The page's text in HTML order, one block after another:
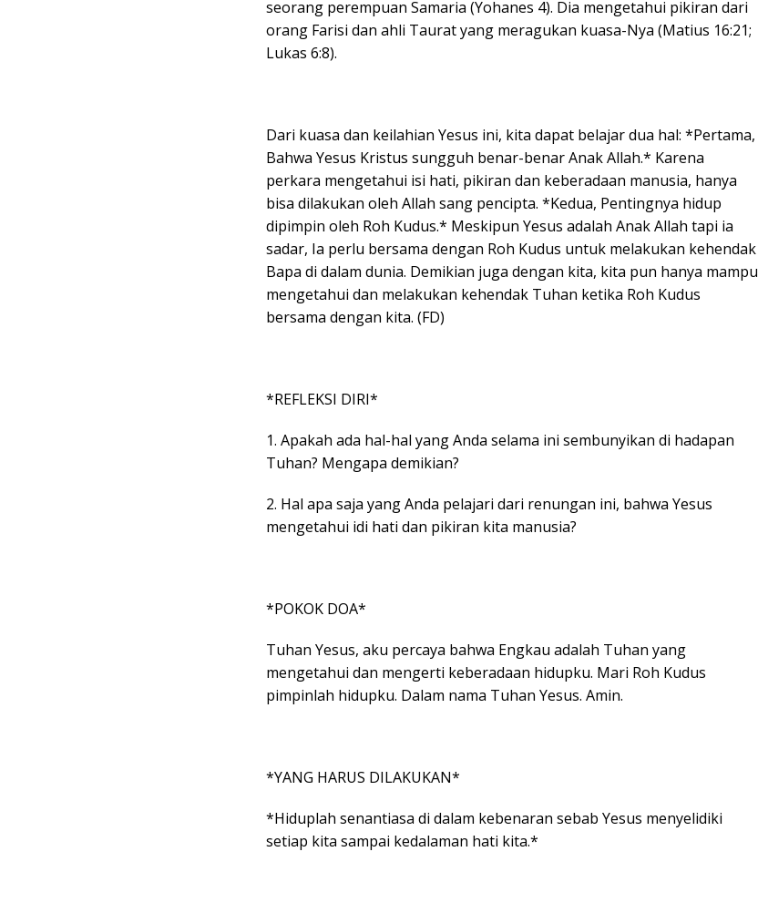
seorang perempuan Samaria (Yohanes 4). Dia mengetahui pikiran dari
orang Farisi dan ahli Taurat yang meragukan kuasa-Nya (Matius 16:21;
Lukas 6:8).
Dari kuasa dan keilahian Yesus ini, kita dapat belajar dua hal: *Pertama,
Bahwa Yesus Kristus sungguh benar-benar Anak Allah.* Karena
perkara mengetahui isi hati, pikiran dan keberadaan manusia, hanya
bisa dilakukan oleh Allah sang pencipta. *Kedua, Pentingnya hidup
dipimpin oleh Roh Kudus.* Meskipun Yesus adalah Anak Allah tapi ia
sadar, Ia perlu bersama dengan Roh Kudus untuk melakukan kehendak
Bapa di dalam dunia. Demikian juga dengan kita, kita pun hanya mampu
mengetahui dan melakukan kehendak Tuhan ketika Roh Kudus
bersama dengan kita. (FD)
*REFLEKSI DIRI*
1. Apakah ada hal-hal yang Anda selama ini sembunyikan di hadapan
Tuhan? Mengapa demikian?
2. Hal apa saja yang Anda pelajari dari renungan ini, bahwa Yesus
mengetahui idi hati dan pikiran kita manusia?
*POKOK DOA*
Tuhan Yesus, aku percaya bahwa Engkau adalah Tuhan yang
mengetahui dan mengerti keberadaan hidupku. Mari Roh Kudus
pimpinlah hidupku. Dalam nama Tuhan Yesus. Amin.
*YANG HARUS DILAKUKAN*
*Hiduplah senantiasa di dalam kebenaran sebab Yesus menyelidiki
setiap kita sampai kedalaman hati kita.*